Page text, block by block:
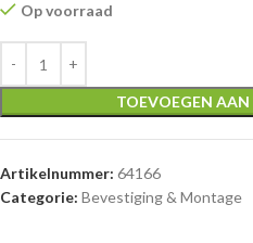
Op voorraad
TOEVOEGEN
Artikelnummer: 64166
Categorie: Bevestiging & Montage